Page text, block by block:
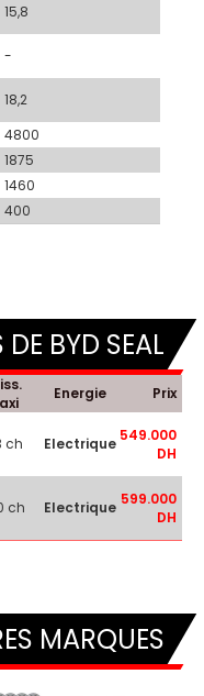
15,8
-
18,2
4800
1875
1460
400
BYD SEAL
Energie Prix
ch Electrique 549.000
DH
ch Electrique 599.000
DH
MARQUES